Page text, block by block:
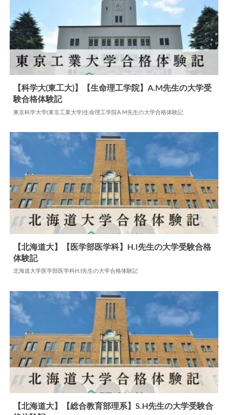
大学合格体験記
【科学大(東工大)】【生命理工学院】A.M先生の大学受
験合格体験記
東京科学大学(東京工業大学)生命理工学院A.M先生の大学合格体験記
大学合格体験記
【北海道大】【医学部医学科】H.I先生の大学受験合格
体験記
北海道大学医学部医学科H.I先生の大学合格体験記
【北海道大】【総合教育部理系】S.H先生の大学受験合